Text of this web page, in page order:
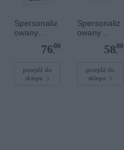
Spersonaliz
owany
plakat - 60 x
76,
00
przejdź do
sklepu
Spersonaliz
owany
plakat - 30 x
58,
00
przejdź do
sklepu